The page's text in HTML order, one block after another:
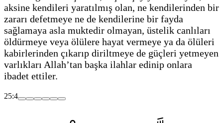
aksine kendileri yaratılmış olan, ne kendilerinden bir
zararı defetmeye ne de kendilerine bir fayda
sağlamaya asla muktedir olmayan, üstelik canlıları
öldürmeye veya ölülere hayat vermeye ya da ölüleri
kabirlerinden çıkarıp diriltmeye de güçleri yetmeyen
varlıkları Allah’tan başka ilahlar edinip onlara
ibadet ettiler.
25:4